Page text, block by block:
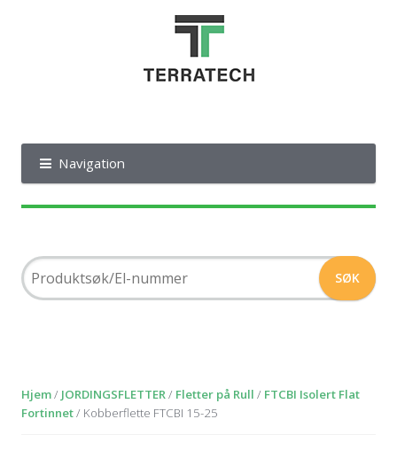
Navigation
Hjem/ JORDINGSFLETTER/ Fletter på Rull / FTCBI Isolert Flat
Fortinnet/ Kobberflette FTCBI 15-25